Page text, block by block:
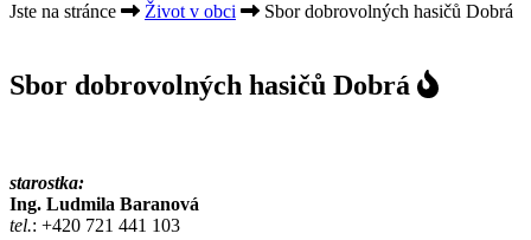
Jste na stránce Život v obci Sbor dobrovolných hasičů Dobrá
Sbor dobrovolných hasičů Dobrá
starostka:
Ing. Ludmila Baranová
tel.: +420 721 441 103